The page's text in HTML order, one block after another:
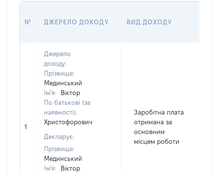
№ ДЖЕРЕЛО ДОХОДУ ВИД ДОХОДУ
1
Джерело
доходу:
Прізвище:
Мединський
Ім'я:
Віктор
По батькові (за
наявності):
Христофорович
Декларує:
Прізвище:
Мединський
Ім'я:
Віктор
Заробітна плата
отримана за
основним
місцем роботи